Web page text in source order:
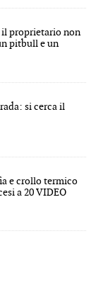
il proprietario non
pitbull e un
si cerca il
e crollo termico
a 20 VIDEO